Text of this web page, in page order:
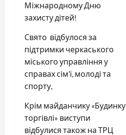
Міжнародному Дню
захисту дітей!
Свято відбулося за
підтримки черкаського
міського управління у
справах сім’ї, молоді та
спорту,
Крім майданчику «Будинку
торгівлі» виступи
відбулися також на ТРЦ